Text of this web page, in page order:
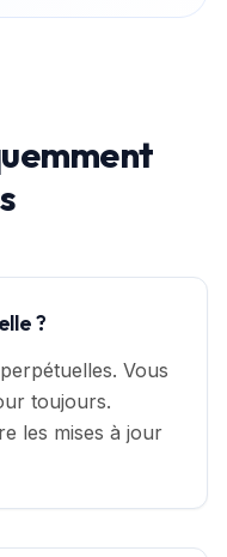
?
Vous
toujours.
les mises à jour